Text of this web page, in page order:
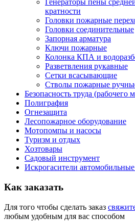
Генераторы пены
кратности
Головки пожарные
Головки соединительные
Запорная арматура
Ключи пожарные
Колонка КПА и
Разветвления рукавные
Сетки всасывающие
Стволы пожарные
Безопасность труда (рабочего
Полиграфия
Огнезащита
Лесопожарное оборудование
Мотопомпы и насосы
Туризм и отдых
Хозтовары
Садовый инструмент
Искрогасители
Как заказать
Для того чтобы сделать заказ
любым удобным для вас способом